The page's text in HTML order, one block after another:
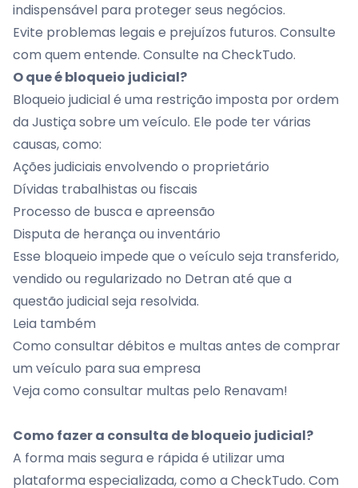
indispensável para proteger seus negócios.
Evite problemas legais e prejuízos futuros. Consulte
com quem entende. Consulte na CheckTudo.
O que é bloqueio judicial?
Bloqueio judicial é uma restrição imposta por ordem
da Justiça sobre um veículo. Ele pode ter várias
causas, como:
Ações judiciais envolvendo o proprietário
Dívidas trabalhistas ou fiscais
Processo de busca e apreensão
Disputa de herança ou inventário
Esse bloqueio impede que o veículo seja transferido,
vendido ou regularizado no Detran até que a
questão judicial seja resolvida.
Leia também
Como consultar débitos e multas antes de comprar
um veículo para sua empresa
Veja como consultar multas pelo Renavam!
Como fazer a consulta de bloqueio judicial?
A forma mais segura e rápida é utilizar uma
plataforma especializada, como a CheckTudo. Com